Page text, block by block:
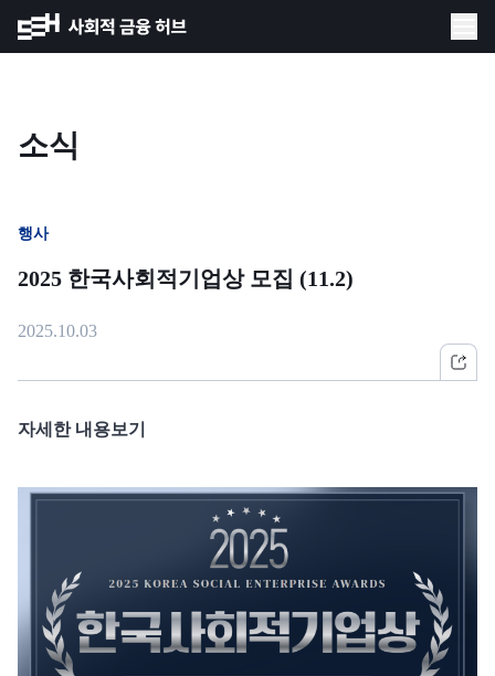
소식
행사
2025 한국사회적기업상 모집 (11.2)
2025.10.03
자세한 내용보기